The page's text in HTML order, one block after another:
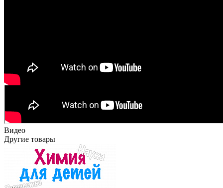
Видео
Другие товары